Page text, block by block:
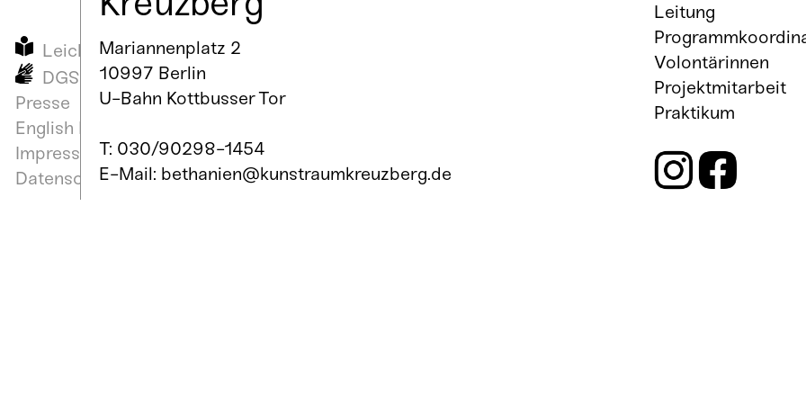
Leichte Sprache
DGS
Presse
English Info
Impressum
Datenschutz
Mariannenplatz 2
10997 Berlin
U-Bahn Kottbusser Tor
T: 030/90298-1454
E-Mail: bethanien@kunstraumkreuzberg.de
Leitung
Volontärinnen
Projektmitarbeit
Praktikum